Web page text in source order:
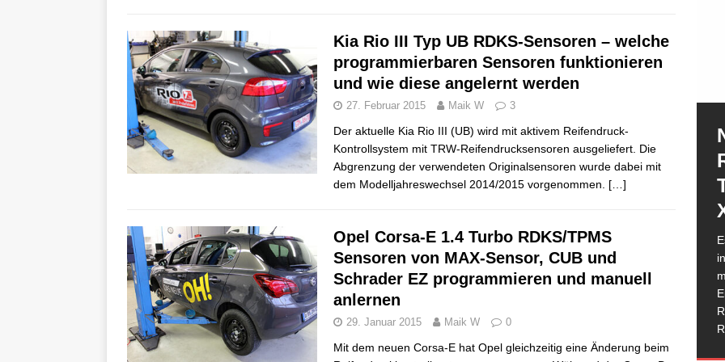
Kia Rio III Typ UB RDKS-Sensoren – welche
programmierbaren Sensoren funktionieren
und wie diese angelernt werden
27. Februar 2015 Maik W 3
Der aktuelle Kia Rio III (UB) wird mit aktivem Reifendruck-
Kontrollsystem mit TRW-Reifendrucksensoren ausgeliefert. Die
Abgrenzung der verwendeten Originalsensoren wurde dabei mit
dem Modelljahreswechsel 2014/2015 vorgenommen. […]
Opel Corsa-E 1.4 Turbo RDKS/TPMS
Sensoren von MAX-Sensor, CUB und
Schrader EZ programmieren und manuell
anlernen
29. Januar 2015 Maik W 0
Mit dem neuen Corsa-E hat Opel gleichzeitig eine Änderung beim